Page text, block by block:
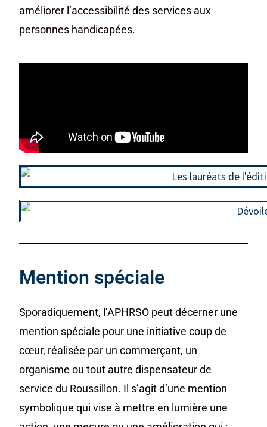
améliorer l’accessibilité des services aux
personnes handicapées.
Mention spéciale
Sporadiquement, l’APHRSO peut décerner une
mention spéciale pour une initiative coup de
cœur, réalisée par un commerçant, un
organisme ou tout autre dispensateur de
service du Roussillon. Il s’agit d’une mention
symbolique qui vise à mettre en lumière une